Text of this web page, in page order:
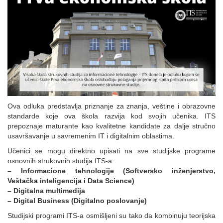
Ova odluka predstavlja priznanje za znanja, veštine i obrazovne
standarde koje ova škola razvija kod svojih učenika. ITS
prepoznaje maturante kao kvalitetne kandidate za dalje stručno
usavršavanje u savremenim IT i digitalnim oblastima.
Učenici se mogu direktno upisati na sve studijske programe
osnovnih strukovnih studija ITS-a:
– Informacione tehnologije (Softversko inženjerstvo,
Veštačka inteligencija i Data Science)
– Digitalna multimedija
– Digital Business (Digitalno poslovanje)
Studijski programi ITS-a osmišljeni su tako da kombinuju teorijska